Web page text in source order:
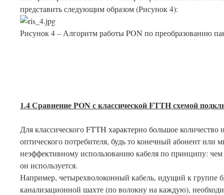
представить следующим образом (Рисунок 4):
Рисунок 4 – Алгоритм работы PON по преобразованию
1.4 СравнениеPON с классическойFTTHсхемой
Для классического FTTH характерно большое
оптического потребителя, будь то конечный абонент или
неэффективному использованию кабеля по принципу:
он используется.
Например, четырехволоконный кабель, идущий к группе
канализационной шахте (по волокну на каждую),